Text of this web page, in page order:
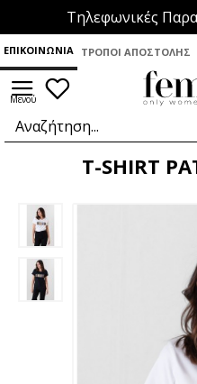
Τηλεφωνικές
ΕΠΙΚΟΙΝΩΝΊΑ ΤΡΌΠΟΙ ΑΠΟΣΤΟΛΉΣ
T-SHIRT